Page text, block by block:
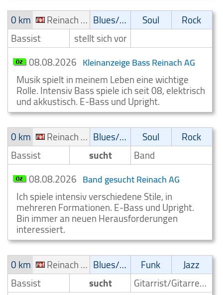
0 km Reinach AG Blues/Swing Soul
Rock
Bassist
stellt sich vor
08.08.2026 Kleinanzeige Bass Reinach AG
Musik spielt in meinem Leben eine wichtige
Rolle. Intensiv Bass spiele ich seit 08, elektrisch
und akkustisch. E-Bass und Upright.
0 km
Reinach AG Blues/Swing Soul
Rock
Bassist
sucht
Band
08.08.2026 Band gesucht Reinach AG
Ich spiele intensiv verschiedene Stile, in
mehreren Formationen. E-Bass und Upright.
Bin immer an neuen Herausforderungen
interessiert.
0 km
Reinach AG Blues/Swing Funk
Jazz
Bassist
sucht
Gitarrist/Gitarrenspieler